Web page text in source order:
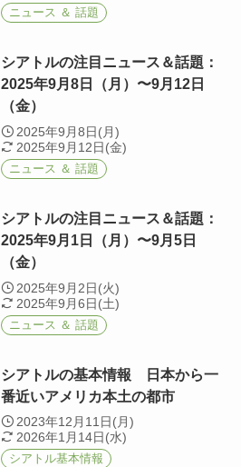
ニュース ＆ 話題
シアトルの注目ニュース＆話題：
2025年9月8日（月）〜9月12日
（金）
2025年9月8日(月)
2025年9月12日(金)
ニュース ＆ 話題
シアトルの注目ニュース＆話題：
2025年9月1日（月）〜9月5日
（金）
2025年9月2日(火)
2025年9月6日(土)
ニュース ＆ 話題
シアトルの基本情報 日本から一
番近いアメリカ本土の都市
2023年12月11日(月)
2026年1月14日(水)
シアトル基本情報